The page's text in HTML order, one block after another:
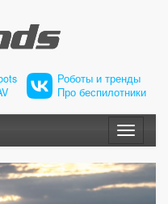
Роботы и тренды
Про беспилотники
Меню